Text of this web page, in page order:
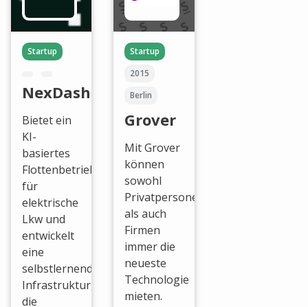
Startup
NexDash
Bietet ein
KI-
basiertes
Flottenbetriebssystem
für
elektrische
Lkw und
entwickelt
eine
selbstlernende
Infrastruktur,
die
Startup
2015
Berlin
Grover
Mit Grover
können
sowohl
Privatpersonen
als auch
Firmen
immer die
neueste
Technologie
mieten.